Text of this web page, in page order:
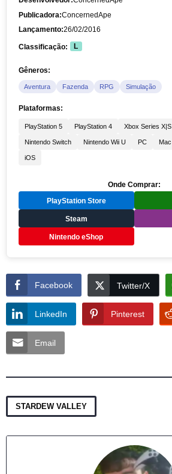
Publicadora:ConcernedApe
Lançamento:26/02/2016
Classificação: L
Gêneros:
Aventura Fazenda RPG Simulação
Plataformas:
PlayStation 5 PlayStation 4 Xbox Series X|S
Nintendo Switch Nintendo Wii U PC Mac
iOS
Onde Comprar:
PlayStation Store
Steam
Nintendo eShop
Facebook Twitter/X
LinkedIn Pinterest
Email
STARDEW VALLEY